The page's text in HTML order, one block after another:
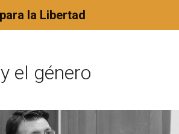
la Libertad
el género